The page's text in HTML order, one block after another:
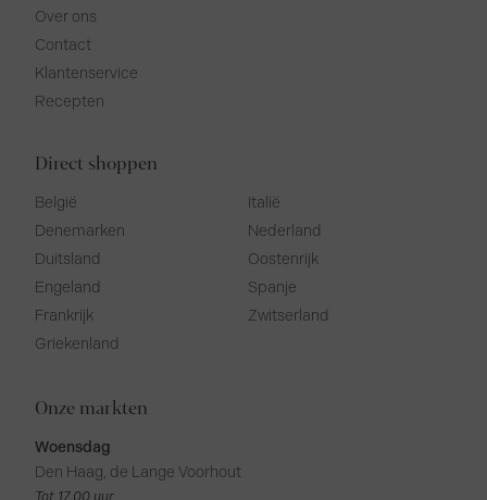
Over ons
Contact
Klantenservice
Recepten
Direct shoppen
België
Denemarken
Duitsland
Engeland
Frankrijk
Griekenland
Italië
Nederland
Oostenrijk
Spanje
Zwitserland
Onze markten
Woensdag
Den Haag, de Lange Voorhout